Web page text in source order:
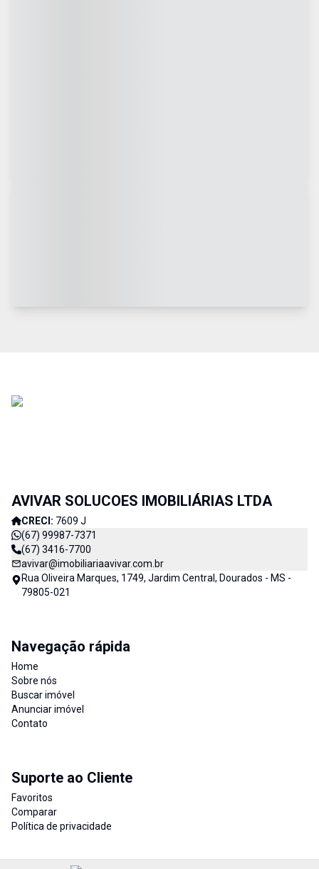
AVIVAR SOLUCOES IMOBILIÁRIAS LTDA
CRECI: 7609 J
(67) 99987-7371
(67) 3416-7700
avivar@imobiliariaavivar.com.br
Rua Oliveira Marques, 1749, Jardim Central, Dourados - MS -
79805-021
Navegação rápida
Home
Sobre nós
Buscar imóvel
Anunciar imóvel
Contato
Suporte ao Cliente
Favoritos
Comparar
Política de privacidade